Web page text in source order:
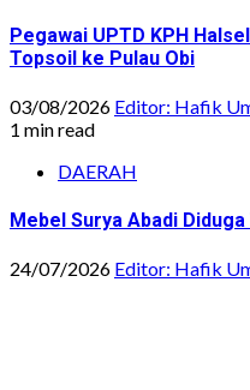
Pegawai UPTD KPH
Topsoil ke Pulau Obi
03/08/2026 Editor: Hafik
1 min read
DAERAH
Mebel Surya Abadi
24/07/2026 Editor: Hafik